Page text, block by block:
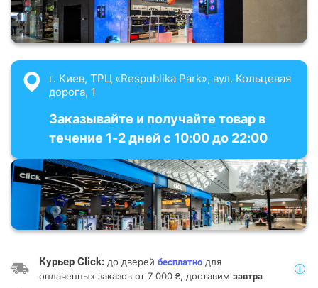
г. Киев, ТРЦ «Respublika Park», вул. Кольцевая
дорога, 1
Заказывайте и получайте товар в
течение 1-2 дней с 10:00 до 22:00
Курьер Click: до дверей бесплатно для
оплаченных заказов от 7 000 ₴, доставим завтра